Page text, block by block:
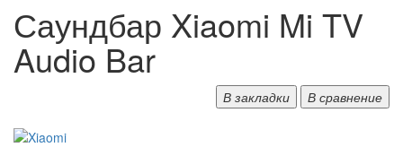
Саундбар Xiaomi Mi TV
Audio Bar
В закладки В сравнение